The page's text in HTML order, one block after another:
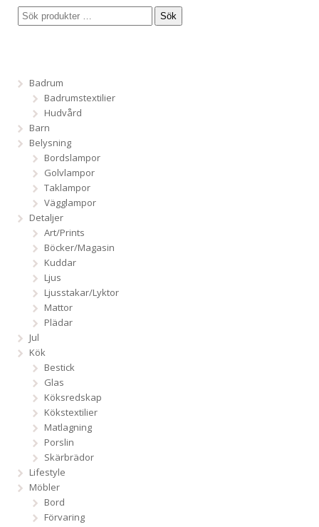
Sök
Badrum
Badrumstextilier
Hudvård
Barn
Belysning
Bordslampor
Golvlampor
Taklampor
Vägglampor
Detaljer
Art/Prints
Böcker/Magasin
Kuddar
Ljus
Ljusstakar/Lyktor
Mattor
Plädar
Jul
Kök
Bestick
Glas
Köksredskap
Kökstextilier
Matlagning
Porslin
Skärbrädor
Lifestyle
Möbler
Bord
Förvaring